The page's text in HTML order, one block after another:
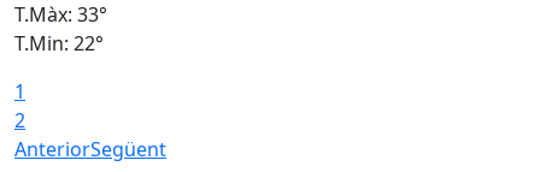
T.Màx: 33°
T.Min: 22°
1
2
AnteriorSegüent